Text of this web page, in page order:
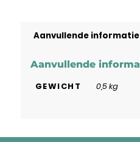
Aanvullende informatie
Aanvullende
GEWICHT
0,5 kg